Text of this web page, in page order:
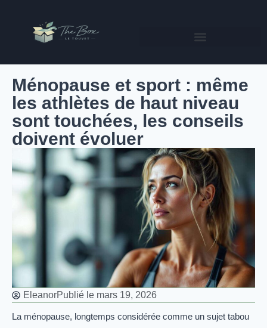
Ménopause et sport : même
les athlètes de haut niveau
sont touchées, les conseils
doivent évoluer
EleanorPublié le mars 19, 2026
La ménopause, longtemps considérée comme un sujet tabou